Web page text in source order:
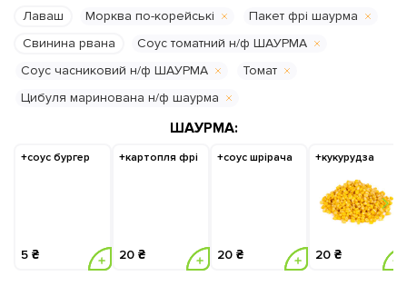
Лаваш
Морква по-корейські
Пакет фрі шаурма
Свинина рвана
Соус томатний н/ф ШАУРМА
Соус часниковий н/ф ШАУРМА
Томат
Цибуля маринована н/ф шаурма
ШАУРМА:
+соус бургер
5 ₴
+картопля фрі
20 ₴
+соус шрірача
20 ₴
+кукурудза
20 ₴